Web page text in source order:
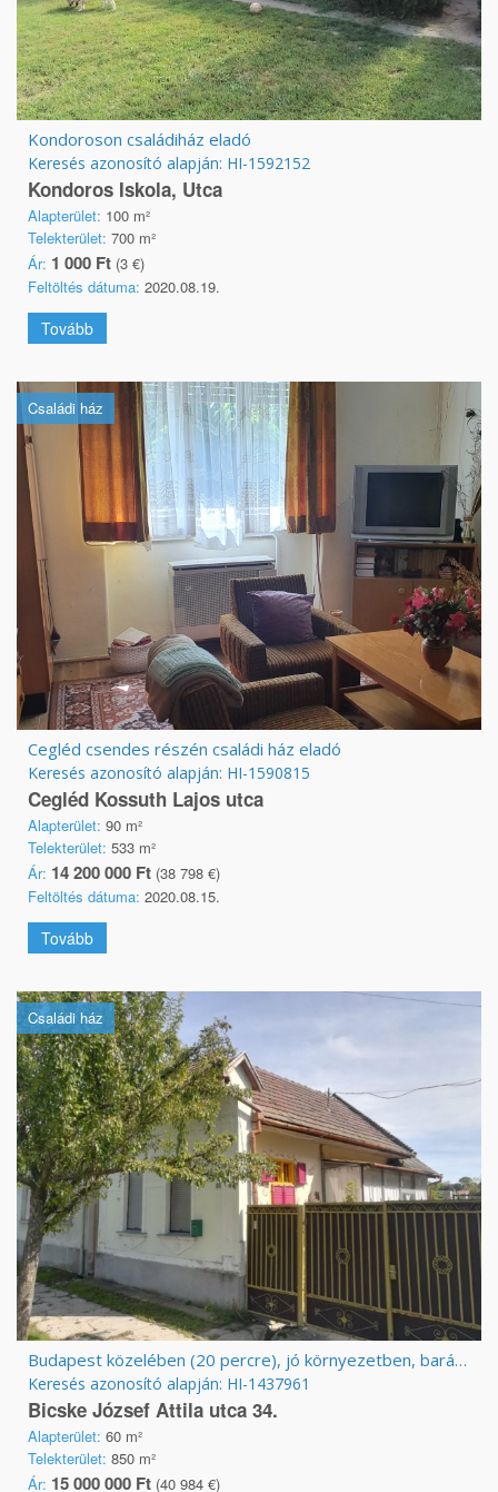
Kondoroson családiház eladó
Keresés azonosító alapján: HI-1592152
Kondoros Iskola, Utca
Alapterület: 100 m²
Telekterület: 700 m²
Ár: 1 000 Ft (3 €)
Feltöltés dátuma: 2020.08.19.
Tovább
Családi ház
Cegléd csendes részén családi ház eladó
Keresés azonosító alapján: HI-1590815
Cegléd Kossuth Lajos utca
Alapterület: 90 m²
Telekterület: 533 m²
Ár: 14 200 000 Ft (38 798 €)
Feltöltés dátuma: 2020.08.15.
Tovább
Családi ház
Budapest közelében (20 percre), jó környezetben, barátságos ház eladó
Keresés azonosító alapján: HI-1437961
Bicske József Attila utca 34.
Alapterület: 60 m²
Telekterület: 850 m²
Ár: 15 000 000 Ft (40 984 €)